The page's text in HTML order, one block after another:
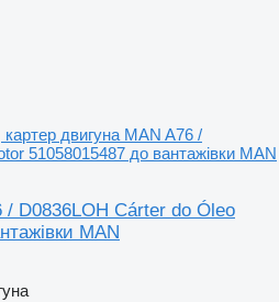
картер двигуна MAN A76 /
51058015487 до вантажівки MAN
/ D0836LOH Cárter do Óleo
MAN